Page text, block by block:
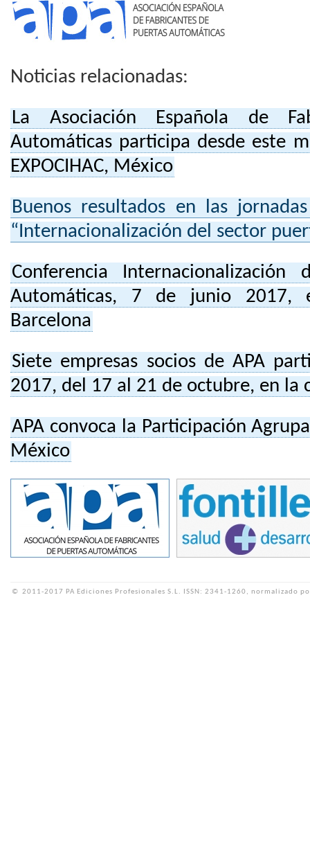
Noticias relacionadas:
La Asociación Española de
Automáticas participa desde este
EXPOCIHAC, México
Buenos resultados en las
“Internacionalización del sector
Conferencia
Automáticas, 7 de junio 2017,
Barcelona
Siete empresas socios de APA
2017, del 17 al 21 de octubre, en la
APA convoca la Participación
México
© 2011-2017 PA Ediciones Profesionales S.L. ISSN: 2341-1260, normalizado